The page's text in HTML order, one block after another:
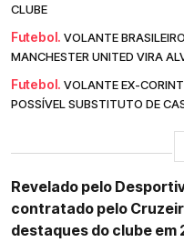
CLUBE
Futebol. VOLANTE
MANCHESTER UNITED VIRA
Futebol. VOLANTE EX-
POSSÍVEL SUBSTITUTO DE
Revelado pelo
contratado pelo
destaques do clube em